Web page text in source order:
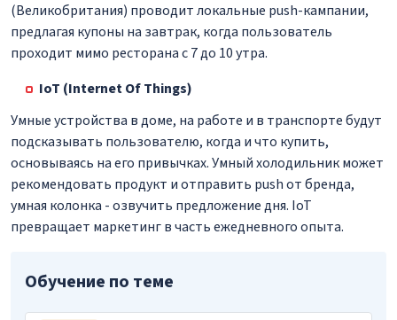
(Великобритания) проводит локальные push-кампании,
предлагая купоны на завтрак, когда пользователь
проходит мимо ресторана с 7 до 10 утра.
IoT (Internet Of Things)
Умные устройства в доме, на работе и в транспорте будут
подсказывать пользователю, когда и что купить,
основываясь на его привычках. Умный холодильник может
рекомендовать продукт и отправить push от бренда,
умная колонка - озвучить предложение дня. IoT
превращает маркетинг в часть ежедневного опыта.
Обучение по теме